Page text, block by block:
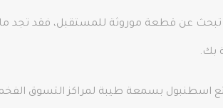
عن قطعة موروثة للمستقبل، فقد تجد ما
بك.
اسطنبول بسمعة طيبة لمراكز التسوق